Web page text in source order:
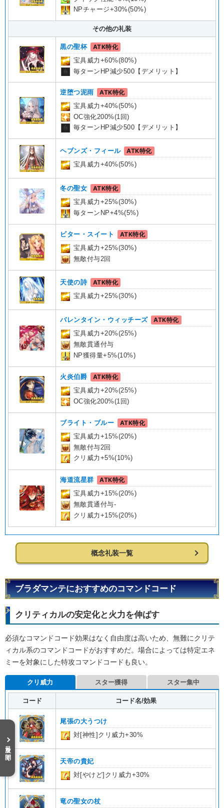
NPチャージ+30%(50%)
その他の礼装
黒の聖杯
ATK特化
宝具威力+60%(80%)
毎ターンHP減少500【デメリット】
逆堕つ泥雨
ATK特化
宝具威力+40%(50%)
OC強化200%(1回)
毎ターンHP減少500【デメリット】
ヘブンズ・フィール
ATK特化
宝具威力+40%(50%)
冬の聖女
ATK特化
宝具威力+25%(30%)
毎ターンNP+4%(5%)
ビター・スイート
ATK特化
宝具威力+25%(30%)
無敵付与2回
天使の詩
ATK特化
宝具威力+25%(30%)
バレンタイン・ウィッチーズ
ATK特化
宝具威力+20%(25%)
無敵貫通付与
NP獲得量+5%(10%)
火炎伯爵
ATK特化
宝具威力+20%(25%)
OC強化200%(1回)
ブライト・ブルー
ATK特化
宝具威力+15%(20%)
無敵付与2回
クリ威力+5%(10%)
海道流星群
ATK特化
宝具威力+15%(20%)
無敵貫通付与-
クリ威力+15%(20%)
概念礼装一覧
ブラダマンテにおすすめのコマンドコード
クリティカルの安定化と火力を伸ばす
必須なコマンドコード効果はなく自由度は高いため、無難にクリテ
ィカル系のコマンドコードがおすすめだ。場合によっては特定エネ
ミーを対象にした特攻コマンドコードも良い。
クリ威力 スター獲得 スター集中
コード コード名/効果
尾張の大うつけ
対[神性]クリ威力+30%
天帝の貴妃
対[やけど]クリ威力+30%
竜の聖女の杖
目次を開く